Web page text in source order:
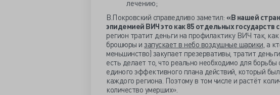
лечению;
В.Покровский справедливо заметил: «В нашей
эпидемией ВИЧ это как 85 отдельных государств
регион тратит деньги на профилактику ВИЧ так,
брошюры и запускает в небо воздушные шарики, а
меньшинство) закупает презервативы, тратит
есть делает то, что реально необходимо для
единого эффективного плана действий, который
каждого региона. Поэтому в том числе и растёт
количество умерших».